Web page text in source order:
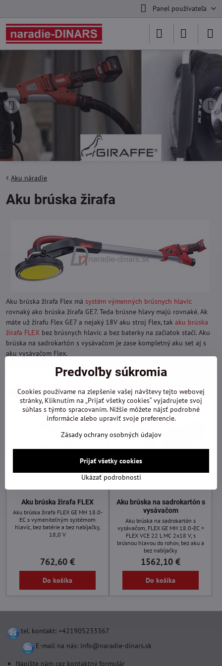
Panel používateľa
Aku náradie
Aku brúska žirafa
Aku brúska žirafa Flex má systém výmenných brúsnych hlavíc
rovnaký ako brúska žirafa GE7. Teda brúsne hlavy majú rovnaké. Ak
máte už žirafu Flex GE7 a nejaký 18V aku stroj Flex, tak aku brúska
žirafa FLEX bez brúsnych hlavíc a bez baterky na začiatok stačí. Aku
brúska na sadrokartón s vysávačom je zase kompletný aku set aj s
aku vysávačom Flex.
Pozícia Parametre
Aku brúska žirafa FLEX
Aku brúska žirafa FLEX GE MH 18.0-
EC s vymeniteľným systémom
hlavíc, bez batérie a bez nabíjačky,
18,0 V
762,60 €
Do košíka
Aku brúska na sadrokartón s
vysávačom
Aku brúska na sadrokartón s
vysávačom, FLEX GE MH 18.0-EC +
FLEX VCE 22 L MC 2x18 V, s
brúsnou hlavou do rohov, bez aku a
bez nabíjačky
1562,10 €
Do košíka
tel. kontakt: +421905233367
E-mail na nás: info@naradie-dinars.sk
Napíšte nám cez kontaktný formulár
Predvoľby súkromia
Cookies používame na zlepšenie vašej návštevy tejto webovej
stránky, Kliknutím na „Prijať všetky cookies“ vyjadrujete svoj
súhlas s týmto spracovaním. Nižšie môžete nájsť podrobné
informácie alebo upraviť svoje preferencie.
Zásady ochrany osobných údajov
Ukázať podrobnosti
Prijať všetky cookies